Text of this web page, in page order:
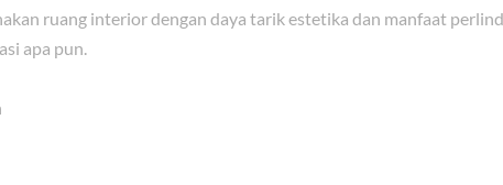
ruang interior dengan daya tarik estetika dan manfaat
apa pun.